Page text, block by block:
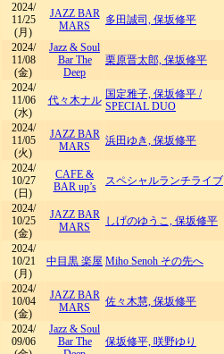
2024/
11/25
(月)
JAZZ BAR
MARS
多田誠司, 保坂修平
2024/
11/08
(金)
Jazz & Soul
Bar The
Deep
栗原晋太郎, 保坂修平
2024/
11/06
(水)
代々木ナル 国定雅子, 保坂修平 /
SPECIAL DUO
2024/
11/05
(火)
JAZZ BAR
MARS
浜田ゆき, 保坂修平
2024/
10/27
(日)
CAFE &
BAR up’s
スペシャルランチライブ
2024/
10/25
(金)
JAZZ BAR
MARS
しげのゆうこ, 保坂修平
2024/
10/21
(月)
中目黒 楽屋 Miho Senoh その先へ
2024/
10/04
(金)
JAZZ BAR
MARS
佐々木慧, 保坂修平
2024/
09/06
Jazz & Soul
Bar The
保坂修平, 咲野ゆり